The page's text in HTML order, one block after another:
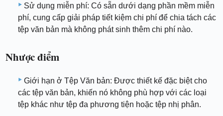
Sử dụng miễn phí: Có sẵn dưới dạng phần mềm miễn
phí, cung cấp giải pháp tiết kiệm chi phí để chia tách các
tệp văn bản mà không phát sinh thêm chi phí nào.
Nhược điểm
Giới hạn ở Tệp Văn bản: Được thiết kế đặc biệt cho
các tệp văn bản, khiến nó không phù hợp với các loại
tệp khác như tệp đa phương tiện hoặc tệp nhị phân.